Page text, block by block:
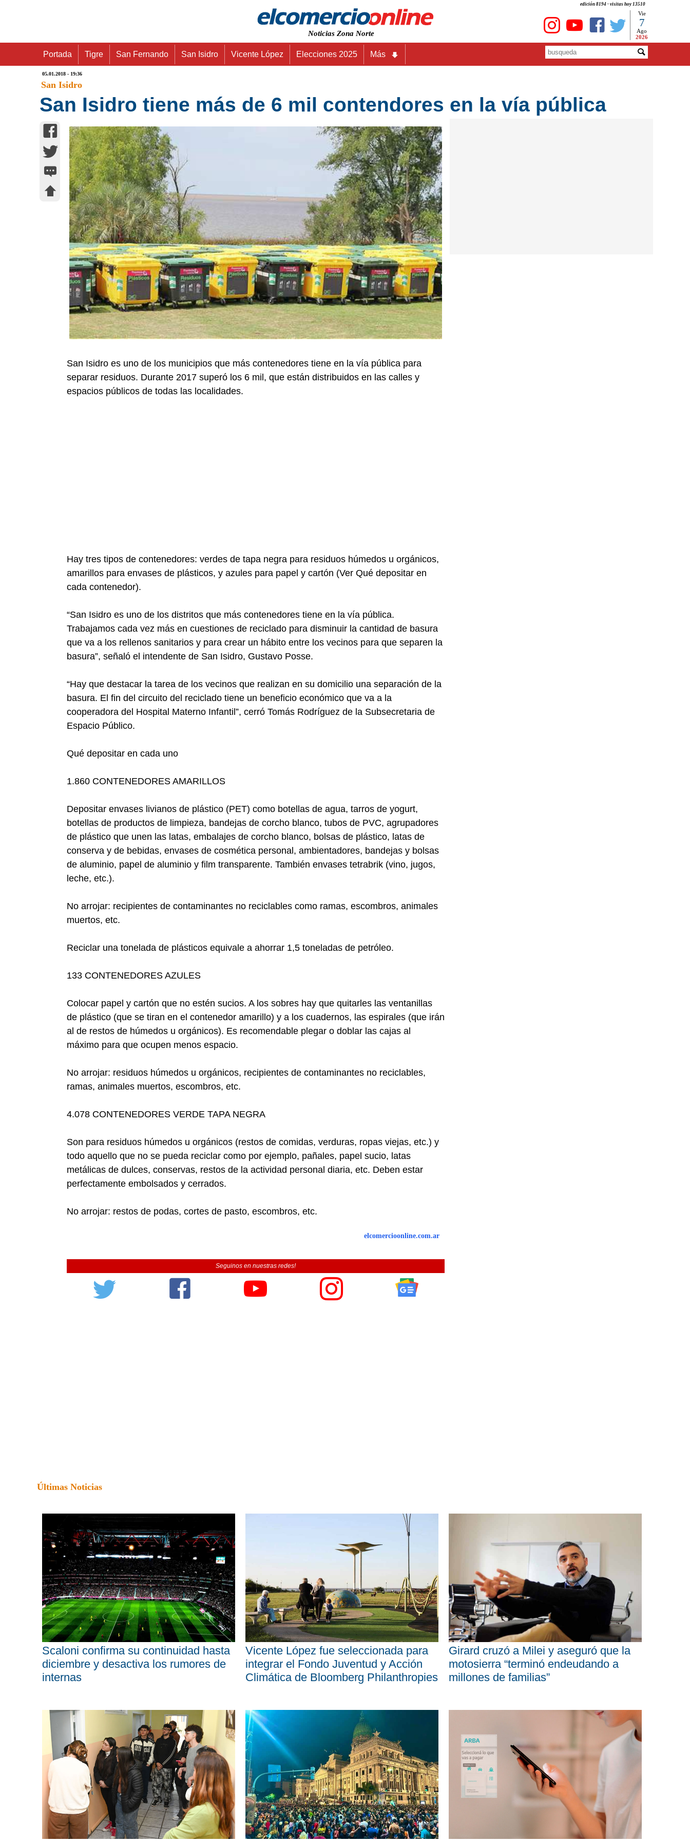
edición 8194 - visitas hoy 13510
Noticias Zona Norte
Vie
7
Ago
2026
Portada Tigre San Fernando San Isidro Vicente López Elecciones 2025 Más
05.01.2018 - 19:36
San Isidro
San Isidro tiene más de 6 mil contendores en la vía pública
San Isidro es uno de los municipios que más contenedores tiene en la vía pública para
separar residuos. Durante 2017 superó los 6 mil, que están distribuidos en las calles y
espacios públicos de todas las localidades.
Hay tres tipos de contenedores: verdes de tapa negra para residuos húmedos u orgánicos,
amarillos para envases de plásticos, y azules para papel y cartón (Ver Qué depositar en
cada contenedor).
“San Isidro es uno de los distritos que más contenedores tiene en la vía pública.
Trabajamos cada vez más en cuestiones de reciclado para disminuir la cantidad de basura
que va a los rellenos sanitarios y para crear un hábito entre los vecinos para que separen la
basura”, señaló el intendente de San Isidro, Gustavo Posse.
“Hay que destacar la tarea de los vecinos que realizan en su domicilio una separación de la
basura. El fin del circuito del reciclado tiene un beneficio económico que va a la
cooperadora del Hospital Materno Infantil”, cerró Tomás Rodríguez de la Subsecretaria de
Espacio Público.
Qué depositar en cada uno
1.860 CONTENEDORES AMARILLOS
Depositar envases livianos de plástico (PET) como botellas de agua, tarros de yogurt,
botellas de productos de limpieza, bandejas de corcho blanco, tubos de PVC, agrupadores
de plástico que unen las latas, embalajes de corcho blanco, bolsas de plástico, latas de
conserva y de bebidas, envases de cosmética personal, ambientadores, bandejas y bolsas
de aluminio, papel de aluminio y film transparente. También envases tetrabrik (vino, jugos,
leche, etc.).
No arrojar: recipientes de contaminantes no reciclables como ramas, escombros, animales
muertos, etc.
Reciclar una tonelada de plásticos equivale a ahorrar 1,5 toneladas de petróleo.
133 CONTENEDORES AZULES
Colocar papel y cartón que no estén sucios. A los sobres hay que quitarles las ventanillas
de plástico (que se tiran en el contenedor amarillo) y a los cuadernos, las espirales (que irán
al de restos de húmedos u orgánicos). Es recomendable plegar o doblar las cajas al
máximo para que ocupen menos espacio.
No arrojar: residuos húmedos u orgánicos, recipientes de contaminantes no reciclables,
ramas, animales muertos, escombros, etc.
4.078 CONTENEDORES VERDE TAPA NEGRA
Son para residuos húmedos u orgánicos (restos de comidas, verduras, ropas viejas, etc.) y
todo aquello que no se pueda reciclar como por ejemplo, pañales, papel sucio, latas
metálicas de dulces, conservas, restos de la actividad personal diaria, etc. Deben estar
perfectamente embolsados y cerrados.
No arrojar: restos de podas, cortes de pasto, escombros, etc.
elcomercioonline.com.ar
Seguinos en nuestras redes!
Últimas Noticias
Scaloni confirma su continuidad hasta
diciembre y desactiva los rumores de
internas
Vicente López fue seleccionada para
integrar el Fondo Juventud y Acción
Climática de Bloomberg Philanthropies
Girard cruzó a Milei y aseguró que la
motosierra “terminó endeudando a
millones de familias”